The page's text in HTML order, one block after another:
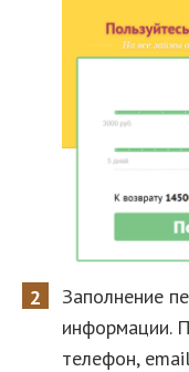
Заполнение
информации.
телефон,